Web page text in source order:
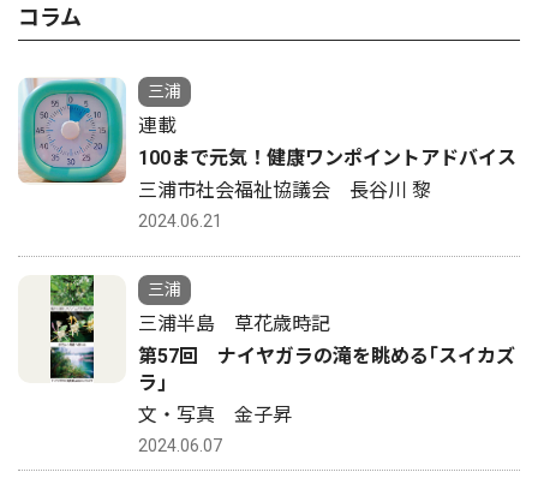
コラム
三浦
連載
100まで元気！健康ワンポイントアドバイス
三浦市社会福祉協議会 長谷川 黎
2024.06.21
三浦
三浦半島 草花歳時記
第57回 ナイヤガラの滝を眺める｢スイカズ
ラ｣
文・写真 金子昇
2024.06.07